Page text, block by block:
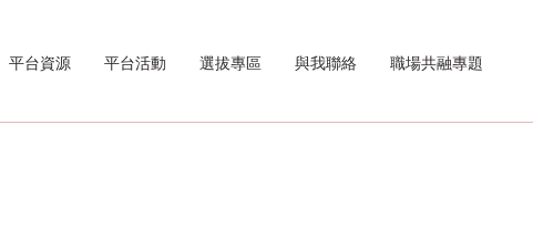
平台資源 平台活動 選拔專區 與我聯絡 職場共融專題